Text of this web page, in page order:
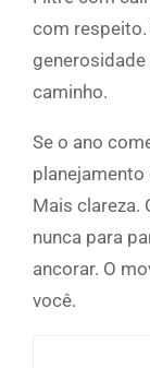
com
caminho.
Se o ano
planejamento
Mais clareza.
nunca para
ancorar. O
você.